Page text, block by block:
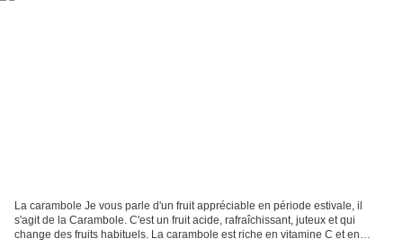
La carambole Je vous parle d'un fruit appréciable en période estivale, il
s'agit de la Carambole. C'est un fruit acide, rafraîchissant, juteux et qui
change des fruits habituels. La carambole est riche en vitamine C et en